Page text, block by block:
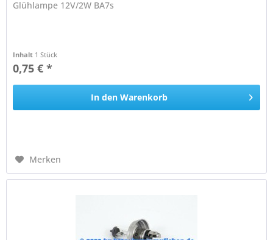
Glühlampe 12V/2W BA7s
Inhalt 1 Stück
0,75 € *
In den Warenkorb
Merken